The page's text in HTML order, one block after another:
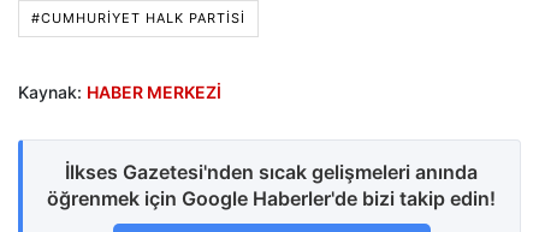
#CUMHURİYET HALK PARTİSİ
Kaynak: HABER MERKEZİ
İlkses Gazetesi'nden sıcak gelişmeleri anında
öğrenmek için Google Haberler'de bizi takip edin!